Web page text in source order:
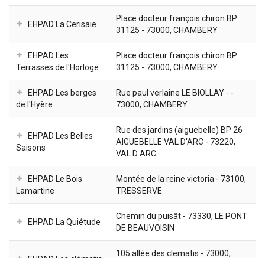
EHPAD La Cerisaie
Place docteur françois chiron BP
31125 - 73000, CHAMBERY
EHPAD Les
Terrasses de l'Horloge
Place docteur françois chiron BP
31125 - 73000, CHAMBERY
EHPAD Les berges
de l'Hyère
Rue paul verlaine LE BIOLLAY - -
73000, CHAMBERY
EHPAD Les Belles
Saisons
Rue des jardins (aiguebelle) BP 26
AIGUEBELLE VAL D'ARC - 73220,
VAL D ARC
EHPAD Le Bois
Lamartine
Montée de la reine victoria - 73100,
TRESSERVE
EHPAD La Quiétude
Chemin du puisât - 73330, LE PONT
DE BEAUVOISIN
105 allée des clematis - 73000,